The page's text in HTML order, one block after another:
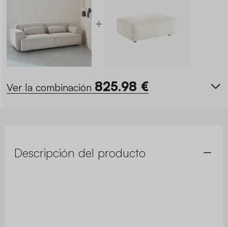
Ver la combinación 825.98 €
Descripción del producto